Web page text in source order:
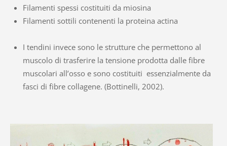
Filamenti spessi costituiti da miosina
Filamenti sottili contenenti la proteina actina
I tendini invece sono le strutture che permettono al
muscolo di trasferire la tensione prodotta dalle fibre
muscolari all’osso e sono costituiti essenzialmente da
fasci di fibre collagene. (Bottinelli, 2002).